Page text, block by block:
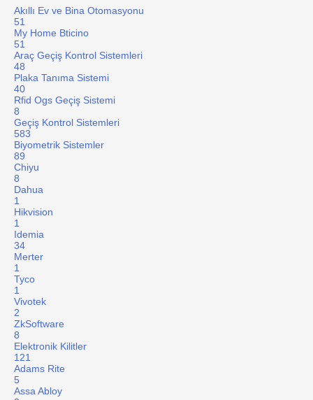
Akıllı Ev ve Bina Otomasyonu
51
My Home Bticino
51
Araç Geçiş Kontrol Sistemleri
48
Plaka Tanıma Sistemi
40
Rfid Ogs Geçiş Sistemi
8
Geçiş Kontrol Sistemleri
583
Biyometrik Sistemler
89
Chiyu
8
Dahua
1
Hikvision
1
Idemia
34
Merter
1
Tyco
1
Vivotek
2
ZkSoftware
8
Elektronik Kilitler
121
Adams Rite
5
Assa Abloy